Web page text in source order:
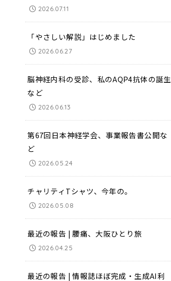
2026.07.11
「やさしい解説」はじめました
2026.06.27
脳神経内科の受診、私のAQP4抗体の誕生
など
2026.06.13
第67回日本神経学会、事業報告書公開な
ど
2026.05.24
チャリティTシャツ、今年の。
2026.05.08
最近の報告 | 腰痛、大阪ひとり旅
2026.04.25
最近の報告 | 情報誌ほぼ完成・生成AI利